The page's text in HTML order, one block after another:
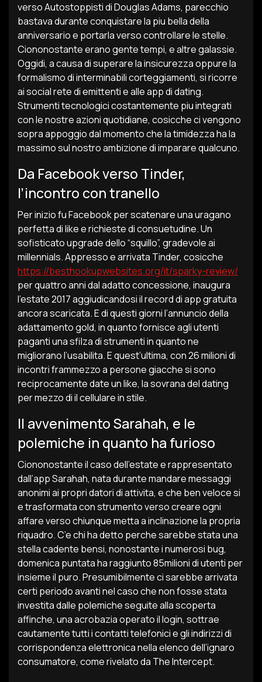
verso Autostoppisti di Douglas Adams, parecchio
bastava durante conquistare la piu bella della
anniversario e portarla verso controllare le stelle.
Ciononostante erano gente tempi, e altre galassie.
Oggidi, a causa di superare la insicurezza oppure la
formalismo di interminabili corteggiamenti, si ricorre
ai social rete di emittenti e alle app di dating.
Strumenti tecnologici costantemente piu integrati
con le nostre azioni quotidiane, cosicche ci vengono
sopra appoggio dal momento che la timidezza ha la
massimo sul nostro ambizione di imparare qualcuno.
Da Facebook verso Tinder,
l’incontro con tranello
Per inizio fu Facebook per scatenare una uragano
perfetta di like e richieste di consuetudine. Un
sofisticato upgrade dello “squillo”, gradevole ai
millennials. Appresso e arrivata Tinder, cosicche
https://besthookupwebsites.org/it/sparky-review/
per quattro anni dal adatto concessione, inaugura
l’estate 2017 aggiudicandosi il record di app gratuita
ancora scaricata. E di questi giorni l’annuncio della
adattamento gold, in quanto fornisce agli utenti
paganti una sfilza di strumenti in quanto ne
migliorano l’usabilita.E quest’ultima, con 26 milioni di
incontri frammezzo a persone giacche si sono
reciprocamente date un like, la sovrana del dating
per mezzo di il cellulare in stile.
Il avvenimento Sarahah, e le
polemiche in quanto ha furioso
Ciononostante il caso dell’estate e rappresentato
dall’app Sarahah, nata durante mandare messaggi
anonimi ai propri datori di attivita, e che ben veloce si
e trasformata con strumento verso creare ogni
affare verso chiunque metta a inclinazione la propria
riquadro. C’e chi ha detto perche sarebbe stata una
stella cadente bensi, nonostante i numerosi bug,
domenica puntata ha raggiunto 85milioni di utenti per
insieme il puro. Presumibilmente ci sarebbe arrivata
certi periodo avanti nel caso che non fosse stata
investita dalle polemiche seguite alla scoperta
affinche, una acrobazia operato il login, sottrae
cautamente tutti i contatti telefonici e gli indirizzi di
corrispondenza elettronica nella elenco dell’ignaro
consumatore, come rivelato da The Intercept.